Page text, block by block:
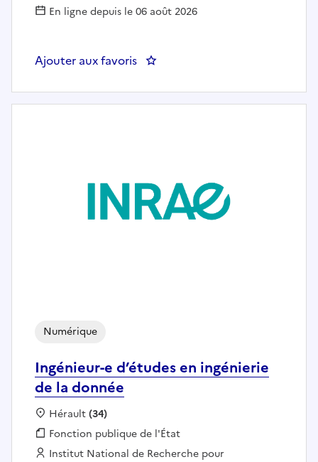
En ligne depuis le 06 août 2026
Ajouter aux favoris : EXPERT HAUT NIVEAU
Ingénieur-e d’études en ingénierie
de la donnée
Numérique
Localisation :
Hérault(34)
Fonction publique :
Fonction publique de l'État
Employeur :
Institut National de Recherche pour